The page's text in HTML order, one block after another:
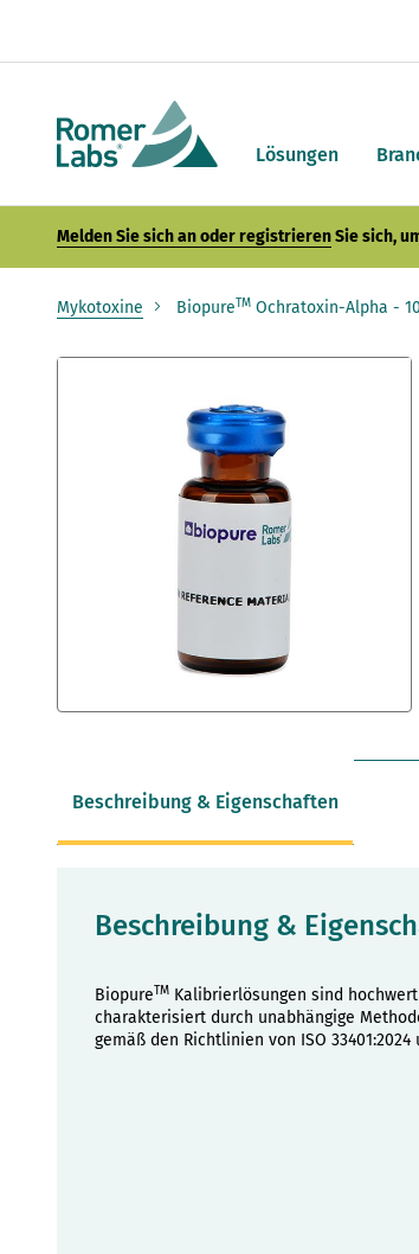
Lösungen
Melden Sie sich an oder registrierenSie sich,
Mykotoxine BiopureTM Ochratoxin-Alpha -
Zum
Bildergalerie
springen
Beschreibung & Eigenschaften
Beschreibung &
BiopureTM Kalibrierlösungen sind
charakterisiert durch unabhängige
gemäß den Richtlinien von ISO